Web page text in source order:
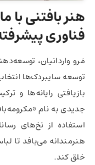
هنر بافتنی با
فناوری
مَرو واردانیان،
توسعه سایبردک‌ها
بازیافتی رایانه‌ها و
جدیدی به نام
استفاده از نخ‌های
هنرمندانه می‌بافد تا
خلق کند.